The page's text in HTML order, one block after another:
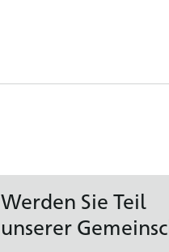
Werden Sie Teil
unserer